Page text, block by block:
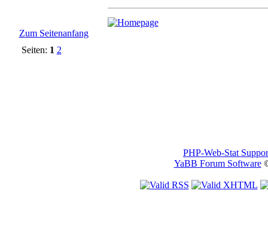
Zum Seitenanfang
Seiten: 1 2
PHP-Web-Stat
YaBB Forum Software©